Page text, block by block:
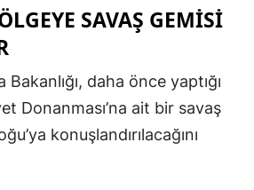
SAVAŞ GEMISI
daha önce yaptığı
Donanması’na ait bir savaş
konuşlandırılacağını